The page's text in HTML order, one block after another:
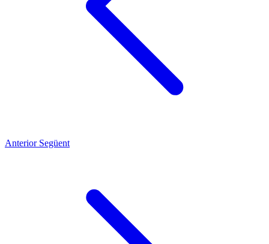
Anterior Següent